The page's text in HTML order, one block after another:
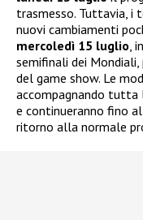
trasmesso. Tuttavia, i
nuovi cambiamenti
mercoledì 15 luglio,
semifinali dei Mondiali,
del game show. Le
accompagnando tutta
e continueranno fino
ritorno alla normale